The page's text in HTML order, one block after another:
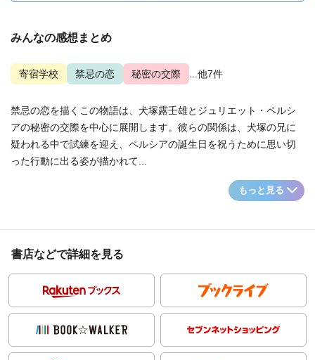
みんなの感想まとめ
寄宿学校 禁忌の恋 秘密の交際 ...他7件
禁忌の恋を描くこの物語は、犬塚露壬雄とジュリエット・ペルシ
アの秘密の交際を中心に展開します。彼らの関係は、犬塚の兄に
疑われる中で試練を迎え、ペルシアの誕生日を祝うために思い切
った行動に出る姿が描かれて...
もっと見る
書店などで詳細を見る